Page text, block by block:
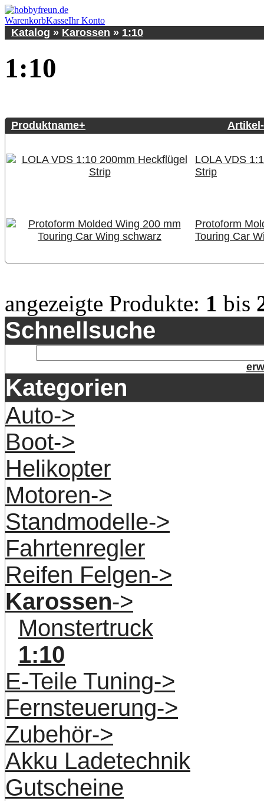
WarenkorbKasseIhr Konto
Katalog » Karossen » 1:10
1:10
Produktname+
LOLA VDS
Strip
Protoform
Touring Car
angezeigte Produkte: 1 bis
Schnellsuche
Kategorien
Auto->
Boot->
Helikopter
Motoren->
Standmodelle->
Fahrtenregler
Reifen Felgen->
Karossen->
Monstertruck
1:10
E-Teile Tuning->
Fernsteuerung->
Zubehör->
Akku Ladetechnik
Gutscheine